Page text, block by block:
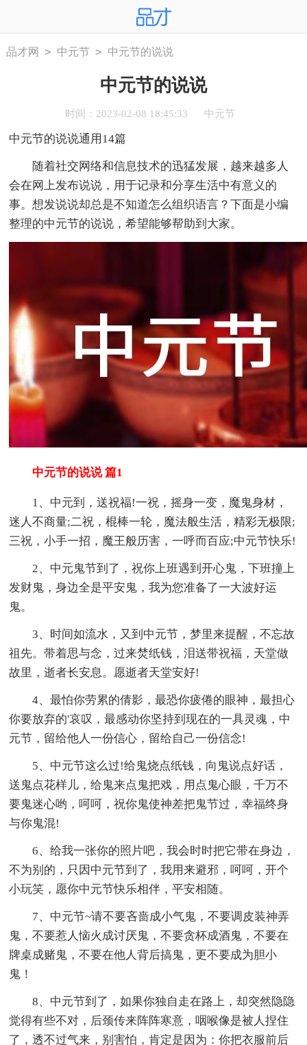
品才网 > 中元节 > 中元节的说说
中元节的说说
时间：2023-02-08 18:45:33 中元节
中元节的说说通用14篇
随着社交网络和信息技术的迅猛发展，越来越多人
会在网上发布说说，用于记录和分享生活中有意义的
事。想发说说却总是不知道怎么组织语言？下面是小编
整理的中元节的说说，希望能够帮助到大家。
中元节的说说 篇1
1、中元到，送祝福!一祝，摇身一变，魔鬼身材，
迷人不商量;二祝，棍棒一轮，魔法般生活，精彩无极限;
三祝，小手一招，魔王般历害，一呼而百应;中元节快乐!
2、中元鬼节到了，祝你上班遇到开心鬼，下班撞上
发财鬼，身边全是平安鬼，我为您准备了一大波好运
鬼。
3、时间如流水，又到中元节，梦里来提醒，不忘故
祖先。带着思与念，过来焚纸钱，泪送带祝福，天堂做
故里，逝者长安息。愿逝者天堂安好!
4、最怕你劳累的倩影，最恐你疲倦的眼神，最担心
你要放弃的'哀叹，最感动你坚持到现在的一具灵魂，中
元节，留给他人一份信心，留给自己一份信念!
5、中元节这么过!给鬼烧点纸钱，向鬼说点好话，
送鬼点花样儿，给鬼来点鬼把戏，用点鬼心眼，千万不
要鬼迷心哟，呵呵，祝你鬼使神差把鬼节过，幸福终身
与你鬼混!
6、给我一张你的照片吧，我会时时把它带在身边，
不为别的，只因中元节到了，我用来避邪，呵呵，开个
小玩笑，愿你中元节快乐相伴，平安相随。
7、中元节~请不要吝啬成小气鬼，不要调皮装神弄
鬼，不要惹人恼火成讨厌鬼，不要贪杯成酒鬼，不要在
牌桌成赌鬼，不要在他人背后搞鬼，更不要成为胆小
鬼！
8、中元节到了，如果你独自走在路上，却突然隐隐
觉得有些不对，后颈传来阵阵寒意，咽喉像是被人捏住
了，透不过气来，别害怕，肯定是因为：你把衣服前后